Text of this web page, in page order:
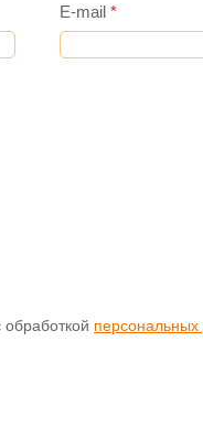
E-mail *
обработкой